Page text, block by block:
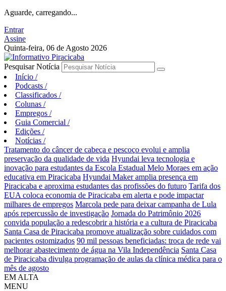
Aguarde, carregando...
Entrar
Assine
Quinta-feira, 06 de Agosto 2026
Pesquisar Notícia
Início /
Podcasts /
Classificados /
Colunas /
Empregos /
Guia Comercial /
Edições /
Notícias /
Tratamento do câncer de cabeça e pescoço evolui e amplia
preservação da qualidade de vida Hyundai leva tecnologia e
inovação para estudantes da Escola Estadual Melo Moraes em ação
educativa em Piracicaba Hyundai Maker amplia presença em
Piracicaba e aproxima estudantes das profissões do futuro Tarifa dos
EUA coloca economia de Piracicaba em alerta e pode impactar
milhares de empregos Marcola pede para deixar campanha de Lula
após repercussão de investigação Jornada do Patrimônio 2026
convida população a redescobrir a história e a cultura de Piracicaba
Santa Casa de Piracicaba promove atualização sobre cuidados com
pacientes ostomizados 90 mil pessoas beneficiadas: troca de rede vai
melhorar abastecimento de água na Vila Independência Santa Casa
de Piracicaba divulga programação de aulas da clínica médica para o
mês de agosto
EM ALTA
MENU